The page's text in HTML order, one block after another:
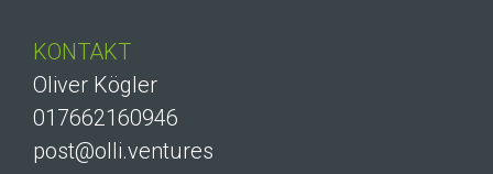
KONTAKT
Oliver Kögler
017662160946
post@olli.ventures